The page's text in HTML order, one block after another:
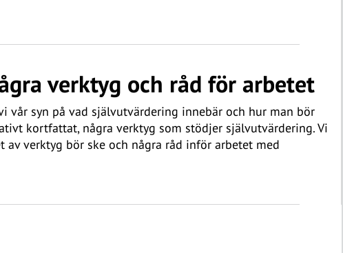
verktyg och råd för arbetet
vår syn på vad självutvärdering innebär och hur man bör
kortfattat, några verktyg som stödjer självutvärdering. Vi
verktyg bör ske och några råd inför arbetet med